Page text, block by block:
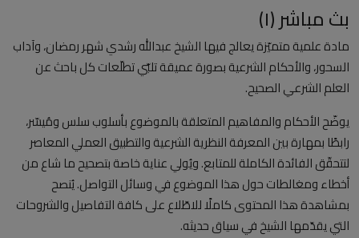
Arabic
بث مباشر (١)
مادة علمية متميّزة يعالج فيها الشيخ عبدالله رشدي شهر رمضان، وآداب
السحور، والأحكام الشرعية بصورة عميقة تلبّي تطلّعات كل باحث عن
العلم الشرعي الصحيح.
يوضّح الأحكام والمفاهيم المتعلقة بالموضوع بأسلوب سلس ومُيسّر،
رابطًا بمهارة بين المعرفة النظرية الشرعية والتطبيق العملي المعاصر
لتتحقّق الفائدة الكاملة للمتابع. ويُولي عناية خاصة بتصحيح ما شاع من
أخطاء ومغالطات حول هذا الموضوع في وسائل التواصل. يُنصح
بمشاهدة هذا المحتوى كاملًا للاطّلاع على كافة التفاصيل والشروحات
التي يقدّمها الشيخ في سياق حديثه.